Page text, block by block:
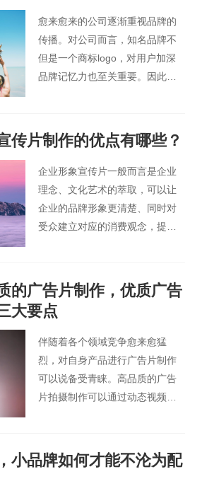
愈来愈来的公司逐渐重视品牌的
传播。对公司而言，知名品牌不
但是一个商标logo，对用户加深
品牌记忆力也至关重要。因此，
出一个品牌的态度、核心理念或
是精神实质。
传片制作的优点有哪些？
企业形象宣传片一般而言是企业
理念、文化艺术的萃取，可以让
企业的品牌形象更清楚、同时对
受众建立对应的消费观念，提升
激发职工团队的凝聚力等，下边
北京宣传片小编就跟各位分享一
下公司制作企业宣传片的好处和
优点都有哪些。
的广告片制作，优质广告
大要点
伴随着各个领域竞争愈来愈猛
烈，对自身产品进行广告片制作
可以说备受青睐。高品质的广告
片拍摄制作可以通过动态视频更
式。下面桃花谷广告片小编就介
绍一下从哪些方面可以提升商品
小品牌如何才能不沦为配